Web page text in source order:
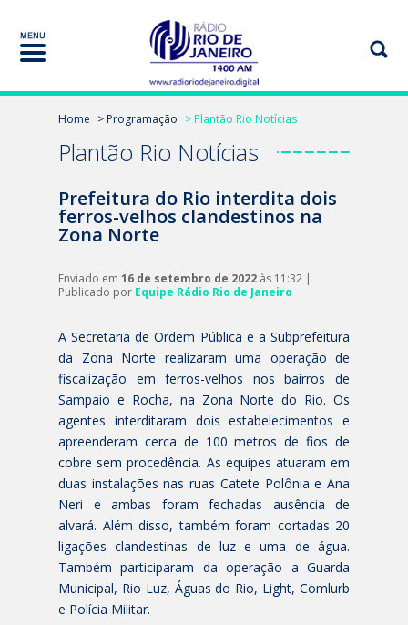
Home > Programação > Plantão Rio Notícias
Plantão Rio Notícias
Prefeitura do Rio interdita dois
ferros-velhos clandestinos na
Zona Norte
Enviado em 16 de setembro de 2022 às 11:32 |
Publicado por Equipe Rádio Rio de Janeiro
A Secretaria de Ordem Pública e a Subprefeitura
da Zona Norte realizaram uma operação de
fiscalização em ferros-velhos nos bairros de
Sampaio e Rocha, na Zona Norte do Rio. Os
agentes interditaram dois estabelecimentos e
apreenderam cerca de 100 metros de fios de
cobre sem procedência. As equipes atuaram em
duas instalações nas ruas Catete Polônia e Ana
Neri e ambas foram fechadas ausência de
alvará. Além disso, também foram cortadas 20
ligações clandestinas de luz e uma de água.
Também participaram da operação a Guarda
Municipal, Rio Luz, Águas do Rio, Light, Comlurb
e Polícia Militar.